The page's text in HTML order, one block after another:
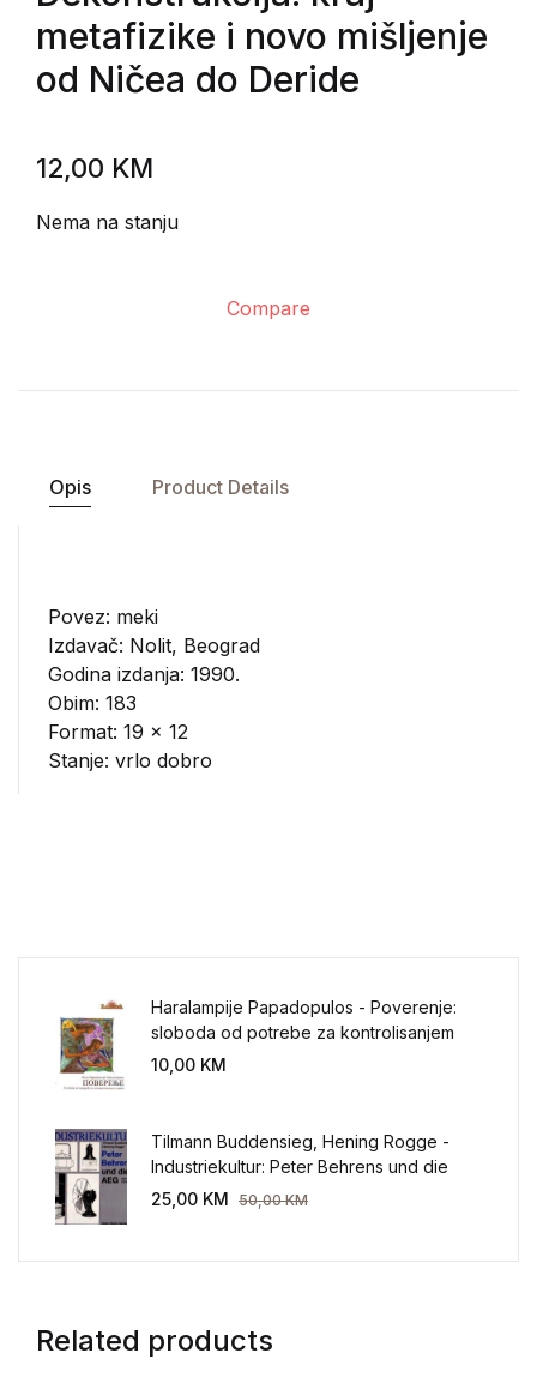
metafizike i novo mišljenje
od Ničea do Deride
12,00 KM
Nema na stanju
Compare
Opis Product Details
Povez: meki
Izdavač: Nolit, Beograd
Godina izdanja: 1990.
Obim: 183
Format: 19 x 12
Stanje: vrlo dobro
Haralampije Papadopulos - Poverenje:
sloboda od potrebe za kontrolisanjem
sveta
10,00 KM
Tilmann Buddensieg, Hening Rogge -
Industriekultur: Peter Behrens und die
AEG 1907-1914.
25,00 KM 50,00KM
Related products